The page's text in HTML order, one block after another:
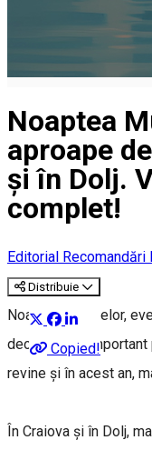
Noaptea
aproape
și în Dolj.
complet!
Editorial Recomandări
Distribuie
Copied!
Noaptea Muzeelor,
deosebit de important
revine și în acest an,
În Craiova și în Dolj,